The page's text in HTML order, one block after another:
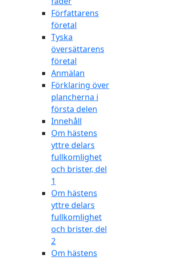
Författarens
företal
Tyska
översättarens
företal
Anmälan
Förklaring över
plancherna i
första delen
Innehåll
Om hästens
yttre delars
fullkomlighet
och brister, del
1
Om hästens
yttre delars
fullkomlighet
och brister, del
2
Om hästens